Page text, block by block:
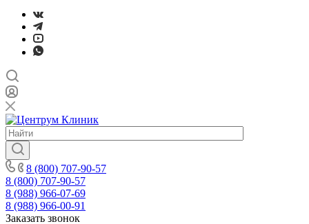
8 (800) 707-90-57
8 (800) 707-90-57
8 (988) 966-07-69
8 (988) 966-00-91
Заказать звонок